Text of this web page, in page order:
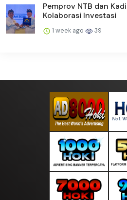
Pemprov NTB dan
Kolaborasi Investasi
1 week ago 39